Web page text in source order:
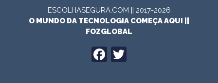
ESCOLHASEGURA.COM || 2017-2026
O MUNDO DA TECNOLOGIA COMEÇA AQUI ||
FOZGLOBAL
FACEBOOK